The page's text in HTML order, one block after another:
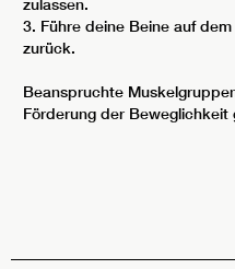
zulassen.
3. Führe deine Beine auf
zurück.
Beanspruchte
Förderung der Beweglichkeit